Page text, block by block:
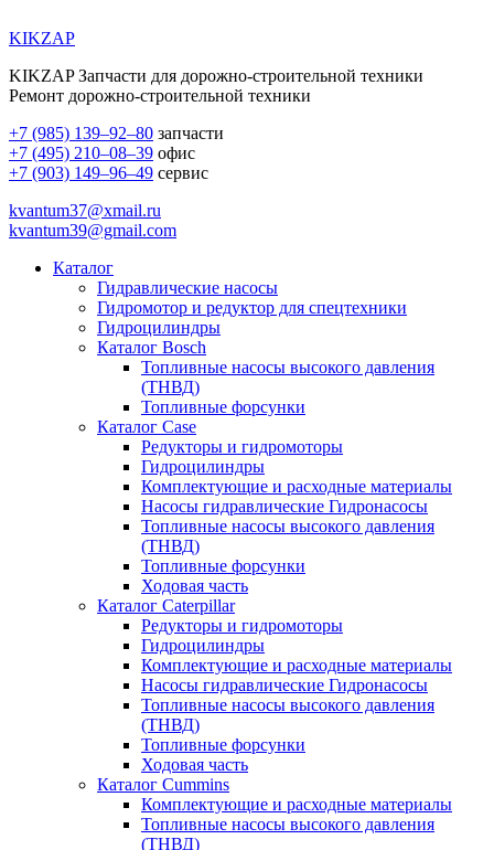
KIKZAP
KIKZAP Запчасти для дорожно-строительной техники
Ремонт дорожно-строительной техники
+7 (985) 139–92–80 запчасти
+7 (495) 210–08–39 офис
+7 (903) 149–96–49 сервис
kvantum37@xmail.ru
kvantum39@gmail.com
Каталог
Гидравлические насосы
Гидромотор и редуктор для спецтехники
Гидроцилиндры
Каталог Bosch
Топливные насосы высокого давления
(ТНВД)
Топливные форсунки
Каталог Case
Редукторы и гидромоторы
Гидроцилиндры
Комплектующие и расходные материалы
Насосы гидравлические Гидронасосы
Топливные насосы высокого давления
(ТНВД)
Топливные форсунки
Ходовая часть
Каталог Caterpillar
Редукторы и гидромоторы
Гидроцилиндры
Комплектующие и расходные материалы
Насосы гидравлические Гидронасосы
Топливные насосы высокого давления
(ТНВД)
Топливные форсунки
Ходовая часть
Каталог Cummins
Комплектующие и расходные материалы
Топливные насосы высокого давления
(ТНВД)